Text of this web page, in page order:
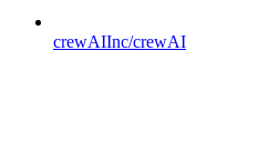
crewAIInc/crewAI